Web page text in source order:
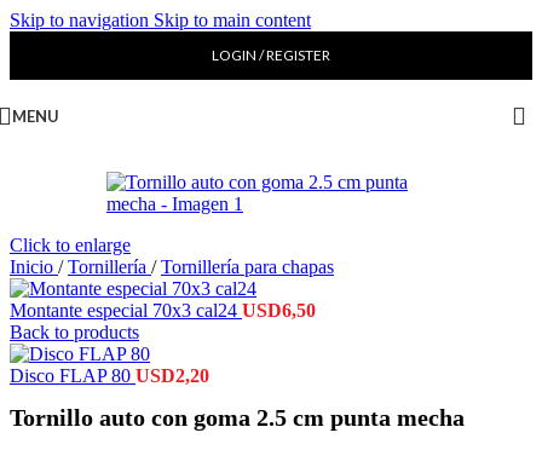
Skip to navigation Skip to main content
LOGIN / REGISTER
MENU
Click to enlarge
Inicio / Tornillería / Tornillería para chapas
Montante especial 70x3 cal24 USD6,50
Back to products
Disco FLAP 80 USD2,20
Tornillo auto con goma 2.5 cm punta mecha